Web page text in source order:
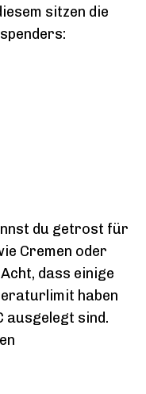
sitzen die
du getrost für
Cremen oder
dass einige
haben
ausgelegt sind.